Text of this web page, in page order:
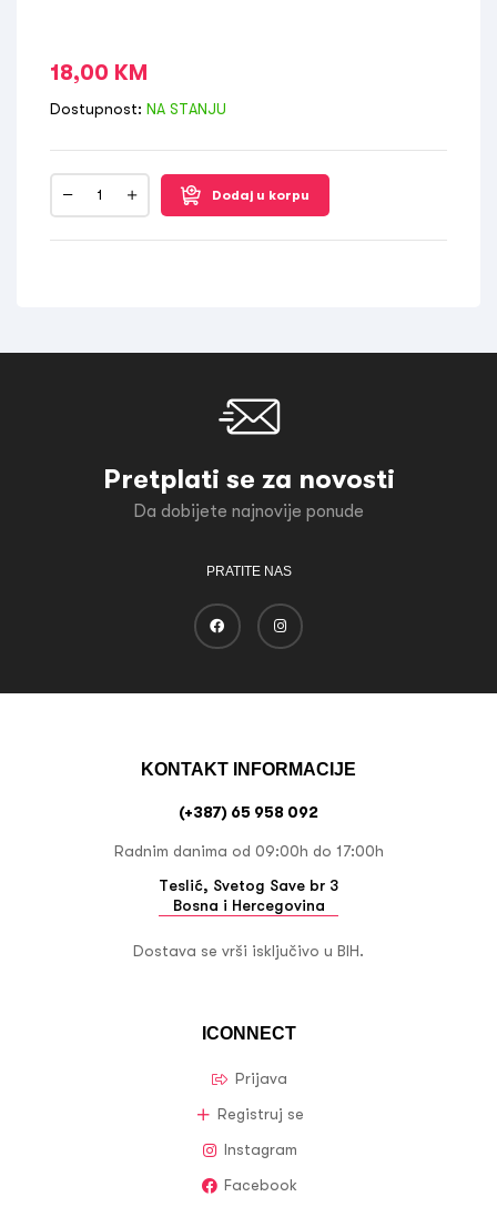
18,00 KM
Dostupnost: NA STANJU
Dodaj u korpu
Pretplati se za novosti
Da dobijete najnovije ponude
PRATITE NAS
ICONNECT
Prijava
Registruj se
Instagram
Facebook
KONTAKT INFORMACIJE
(+387) 65 958 092
Radnim danima od 09:00h do 17:00h
Teslić, Svetog Save br 3
Bosna i Hercegovina
Dostava se vrši isključivo u BIH.